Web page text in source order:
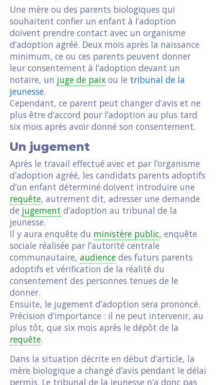
Une mère ou des parents biologiques qui
souhaitent confier un enfant à l’adoption
doivent prendre contact avec un organisme
d’adoption agréé. Deux mois après la naissance
minimum, ce ou ces parents peuvent donner
leur consentement à l’adoption devant un
notaire, un juge de paix ou le tribunal de la
jeunesse.
Cependant, ce parent peut changer d’avis et ne
plus être d’accord pour l’adoption au plus tard
six mois après avoir donné son consentement.
Un jugement
Après le travail effectué avec et par l’organisme
d’adoption agréé, les candidats parents adoptifs
d’un enfant déterminé doivent introduire une
requête, autrement dit, adresser une demande
de jugement d’adoption au tribunal de la
jeunesse.
Il y aura enquête du ministère public, enquête
sociale réalisée par l’autorité centrale
communautaire, audience des futurs parents
adoptifs et vérification de la réalité du
consentement des personnes tenues de le
donner.
Ensuite, le jugement d’adoption sera prononcé.
Précision d’importance : il ne peut intervenir, au
plus tôt, que six mois après le dépôt de la
requête.
Dans la situation décrite en début d’article, la
mère biologique a changé d’avis pendant le délai
permis. Le tribunal de la jeunesse n’a donc pas